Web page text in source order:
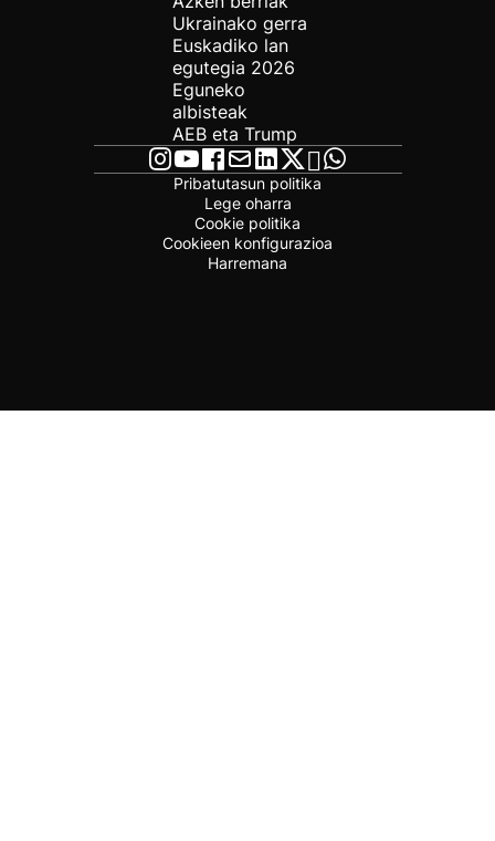
Ukrainako gerra
Euskadiko lan
egutegia 2026
Eguneko
albisteak
AEB eta Trump
Pribatutasun politika
Lege oharra
Cookie politika
Cookieen konfigurazioa
Harremana